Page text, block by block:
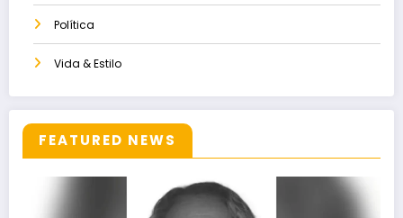
Política
Vida & Estilo
FEATURED NEWS